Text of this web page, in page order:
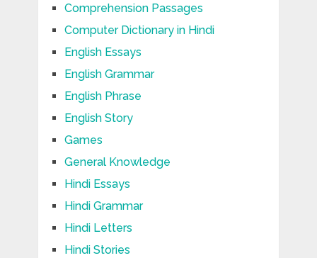
Comprehension Passages
Computer Dictionary in Hindi
English Essays
English Grammar
English Phrase
English Story
Games
General Knowledge
Hindi Essays
Hindi Grammar
Hindi Letters
Hindi Stories